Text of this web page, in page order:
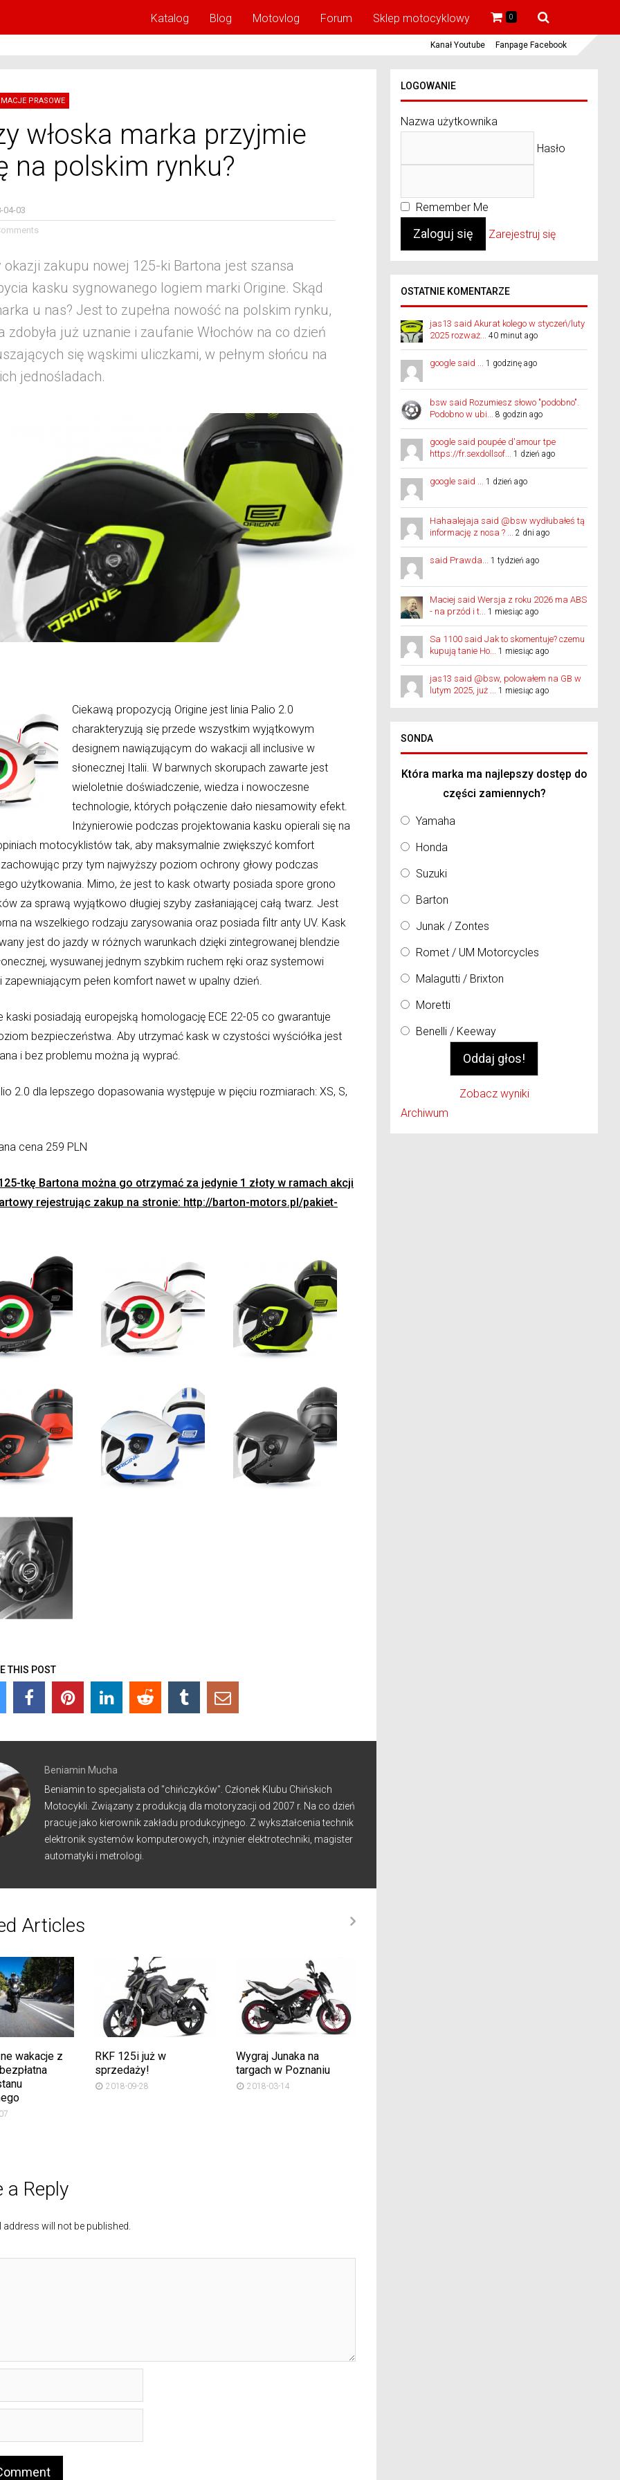
Katalog Blog Motovlog Forum Sklep motocyklowy 0
Kanał Youtube Fanpage Facebook
PRASOWE
włoska marka przyjmie
na polskim rynku?
04-03
okazji zakupu nowej 125-ki Bartona jest szansa
kasku sygnowanego logiem marki Origine. Skąd
u nas? Jest to zupełna nowość na polskim rynku,
zdobyła już uznanie i zaufanie Włochów na co dzień
się wąskimi uliczkami, w pełnym słońcu na
jednośladach.
Ciekawą propozycją Origine jest linia Palio 2.0
charakteryzują się przede wszystkim wyjątkowym
designem nawiązującym do wakacji all inclusive w
słonecznej Italii. W barwnych skorupach zawarte jest
wieloletnie doświadczenie, wiedza i nowoczesne
technologie, których połączenie dało niesamowity efekt.
Inżynierowie podczas projektowania kasku opierali się na
motocyklistów tak, aby maksymalnie zwiększyć komfort
przy tym najwyższy poziom ochrony głowy podczas
użytkowania. Mimo, że jest to kask otwarty posiada spore grono
za sprawą wyjątkowo długiej szyby zasłaniającej całą twarz. Jest
na wszelkiego rodzaju zarysowania oraz posiada filtr anty UV. Kask
jest do jazdy w różnych warunkach dzięki zintegrowanej blendzie
wysuwanej jednym szybkim ruchem ręki oraz systemowi
zapewniającym pełen komfort nawet w upalny dzień.
kaski posiadają europejską homologację ECE 22-05 co gwarantuje
bezpieczeństwa. Aby utrzymać kask w czystości wyściółka jest
i bez problemu można ją wyprać.
2.0 dla lepszego dopasowania występuje w pięciu rozmiarach: XS, S,
cena 259 PLN
tkę Bartona można go otrzymać za jedynie 1 złoty w ramach akcji
rejestrując zakup na stronie: http://barton-motors.pl/pakiet-
THIS POST
Beniamin Mucha
Beniamin to specjalista od "chińczyków". Członek Klubu Chińskich
Motocykli. Związany z produkcją dla motoryzacji od 2007 r. Na co dzień
pracuje jako kierownik zakładu produkcyjnego. Z wykształcenia technik
elektronik systemów komputerowych, inżynier elektrotechniki, magister
automatyki i metrologi.
Articles
wakacje z
RKF 125i już w
sprzedaży!
2018-09-28
Wygraj Junaka na
targach w Poznaniu
2018-03-14
a Reply
address will not be published.
LOGOWANIE
Nazwa użytkownika
Hasło
Remember Me
Zarejestruj się
OSTATNIE KOMENTARZE
jas13 said Akurat kolego w styczeń/luty
2025 rozważ... 40 minut ago
google said ... 1 godzinę ago
bsw said Rozumiesz słowo "podobno".
Podobno w ubi... 8 godzin ago
google said poupée d'amour tpe
https://fr.sexdollsof... 1 dzień ago
google said ... 1 dzień ago
Hahaalejaja said @bsw wydłubałeś tą
informację z nosa ? ... 2 dni ago
said Prawda... 1 tydzień ago
Maciej said Wersja z roku 2026 ma ABS
- na przód i t... 1 miesiąc ago
Sa 1100 said Jak to skomentuje? czemu
kupują tanie Ho... 1 miesiąc ago
jas13 said @bsw, polowałem na GB w
lutym 2025, już ... 1 miesiąc ago
SONDA
Która marka ma najlepszy dostęp do
części zamiennych?
Yamaha
Honda
Suzuki
Barton
Junak / Zontes
Romet / UM Motorcycles
Malagutti / Brixton
Moretti
Benelli / Keeway
Zobacz wyniki
Archiwum